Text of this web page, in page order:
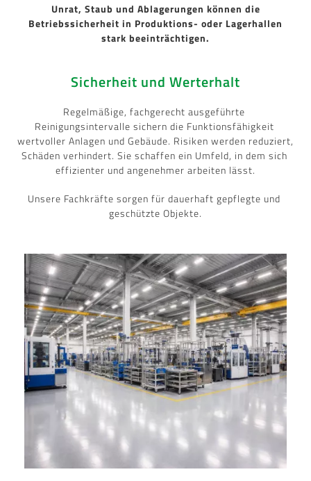
Unrat, Staub und Ablagerungen können die
Betriebssicherheit in Produktions- oder Lagerhallen
stark beeinträchtigen.
Sicherheit und Werterhalt
Regelmäßige, fachgerecht ausgeführte
Reinigungsintervalle sichern die Funktionsfähigkeit
wertvoller Anlagen und Gebäude. Risiken werden reduziert,
Schäden verhindert. Sie schaffen ein Umfeld, in dem sich
effizienter und angenehmer arbeiten lässt.
Unsere Fachkräfte sorgen für dauerhaft gepflegte und
geschützte Objekte.